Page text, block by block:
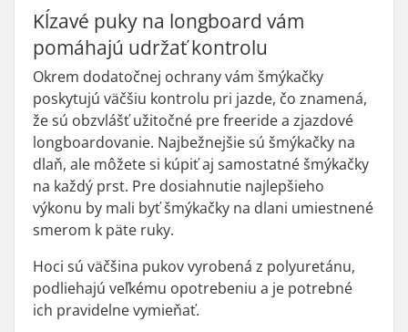
Kĺzavé puky na longboard vám
pomáhajú udržať kontrolu
Okrem dodatočnej ochrany vám šmýkačky
poskytujú väčšiu kontrolu pri jazde, čo znamená,
že sú obzvlášť užitočné pre freeride a zjazdové
longboardovanie. Najbežnejšie sú šmýkačky na
dlaň, ale môžete si kúpiť aj samostatné šmýkačky
na každý prst. Pre dosiahnutie najlepšieho
výkonu by mali byť šmýkačky na dlani umiestnené
smerom k päte ruky.
Hoci sú väčšina pukov vyrobená z polyuretánu,
podliehajú veľkému opotrebeniu a je potrebné
ich pravidelne vymieňať.